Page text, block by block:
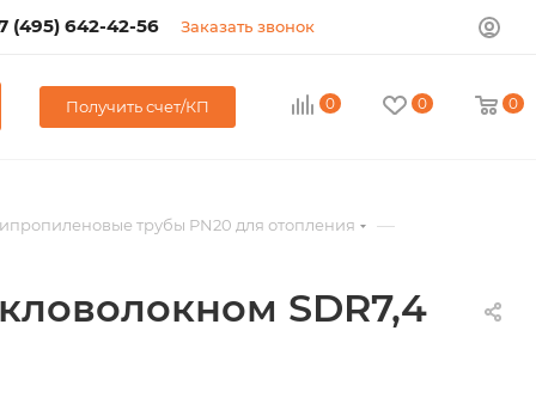
(495) 642-42-56 Заказать звонок
Получить счет/КП 0 0 0
трубы PN20 для отопления —
SDR7,4